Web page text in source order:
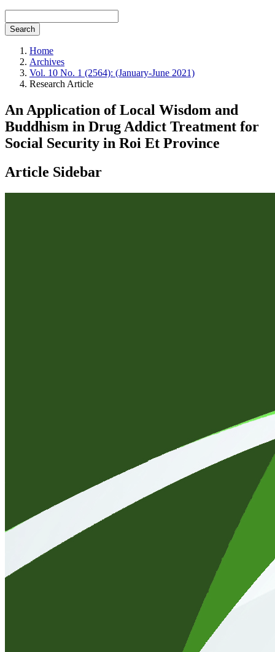
Search
Home
Archives
Vol. 10 No. 1 (2564): (January-June 2021)
Research Article
An Application of Local Wisdom and
Buddhism in Drug Addict Treatment for
Social Security in Roi Et Province
Article Sidebar